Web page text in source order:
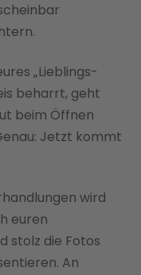
„Lieblings-
beharrt, geht
beim Öffnen
Jetzt kommt
wird
euren
stolz die Fotos
An